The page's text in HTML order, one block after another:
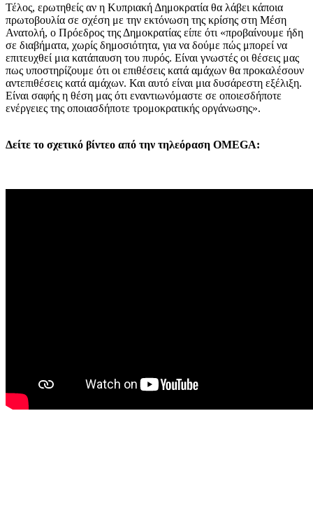
Τέλος, ερωτηθείς αν η Κυπριακή Δημοκρατία θα λάβει κάποια
πρωτοβουλία σε σχέση με την εκτόνωση της κρίσης στη Μέση
Ανατολή, ο Πρόεδρος της Δημοκρατίας είπε ότι «προβαίνουμε ήδη
σε διαβήματα, χωρίς δημοσιότητα, για να δούμε πώς μπορεί να
επιτευχθεί μια κατάπαυση του πυρός. Είναι γνωστές οι θέσεις μας
πως υποστηρίζουμε ότι οι επιθέσεις κατά αμάχων θα προκαλέσουν
αντεπιθέσεις κατά αμάχων. Και αυτό είναι μια δυσάρεστη εξέλιξη.
Είναι σαφής η θέση μας ότι εναντιωνόμαστε σε οποιεσδήποτε
ενέργειες της οποιασδήποτε τρομοκρατικής οργάνωσης».
Δείτε το σχετικό βίντεο από την τηλεόραση OMEGA: